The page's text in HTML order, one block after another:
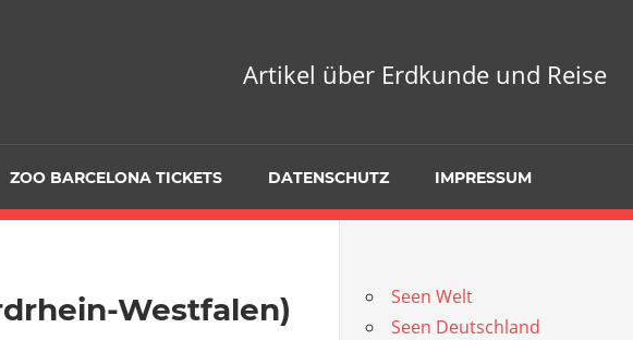
Artikel über Erdkunde und Reise
ZOO BARCELONA TICKETS DATENSCHUTZ IMPRESSUM
Westfalen)
Seen Welt
Seen Deutschland